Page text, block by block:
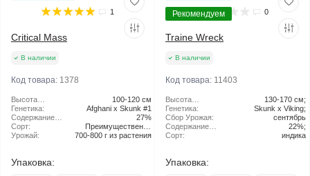
1
Critical Mass
В наличии
Код товара: 1378
Высота
растения:
100-120 см
Генетика:
Afghani x Skunk #1
Содержание
ТГК:
27%
Сорт:
Преимущественно
Indica
Урожай: 700-800 г из растения
Упаковка:
Рекомендуем 0
Traine Wreck
В наличии
Код товара: 11403
Высота
растения:
130-170 см;
Генетика:
Skunk x Viking;
Сбор Урожая:
сентябрь
Содержание
ТГК:
22%;
Сорт:
индика
Упаковка: